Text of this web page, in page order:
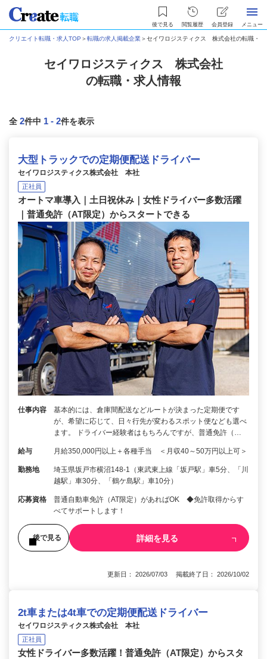
後で見る 閲覧履歴 会員登録 メニュー
クリエイト転職・求人TOP ＞転職の求人掲載企業＞セイワロジスティクス 株式会社の転職・求
セイワロジスティクス 株式会社
の転職・求人情報
全 2件中 1 - 2件を表示
大型トラックでの定期便配送ドライバー
セイワロジスティクス株式会社 本社
正社員
オートマ車導入｜土日祝休み｜女性ドライバー多数活躍
｜普通免許（AT限定）からスタートできる
仕事内容
基本的には、倉庫間配送などルートが決まった定期便です
が、希望に応じて、日々行先が変わるスポット便なども選べ
ます。 ドライバー経験者はもちろんですが、普通免許（…
給与 月給350,000円以上＋各種手当 ＜月収40～50万円以上可＞
勤務地
埼玉県坂戸市横沼148-1（東武東上線「坂戸駅」車5分、「川
越駅」車30分、「鶴ケ島駅」車10分）
応募資格
普通自動車免許（AT限定）があればOK ◆免許取得からす
べてサポートします！
後で見る 詳細を見る
更新日： 2026/07/03 掲載終了日： 2026/10/02
2t車または4t車での定期便配送ドライバー
セイワロジスティクス株式会社 本社
正社員
女性ドライバー多数活躍！普通免許（AT限定）からスタ